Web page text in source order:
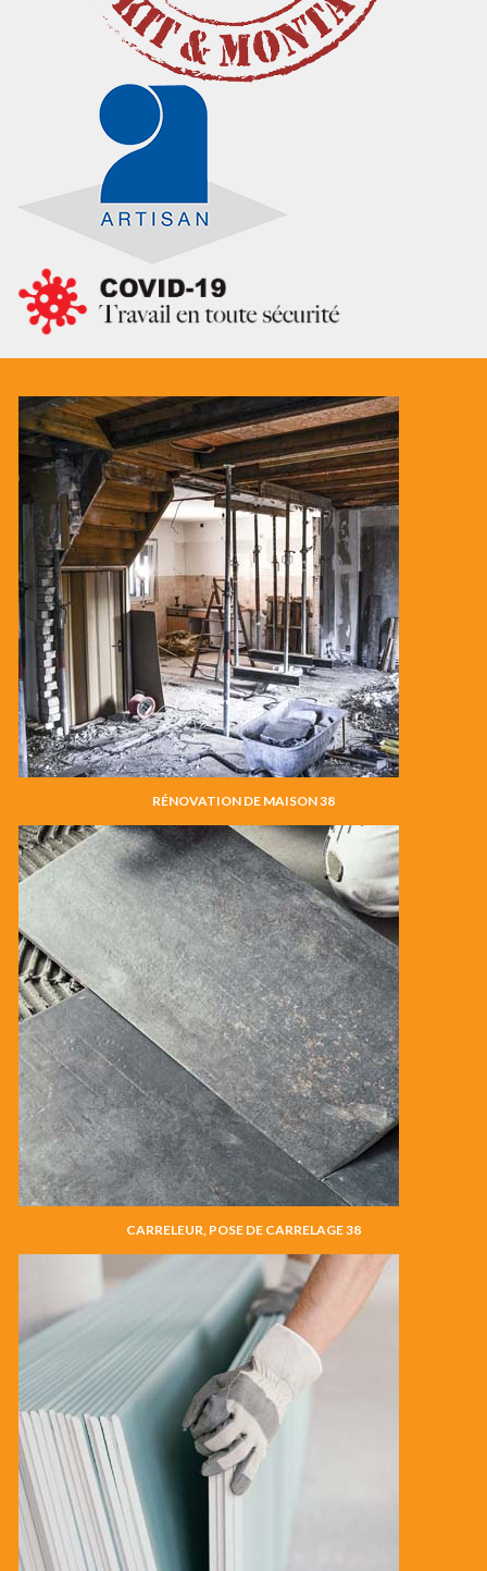
RÉNOVATION DE MAISON 38
CARRELEUR, POSE DE CARRELAGE 38